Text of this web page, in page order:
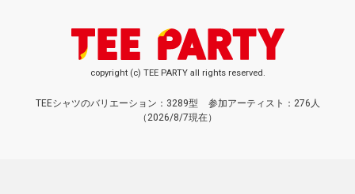
copyright (c) TEE PARTY all rights reserved.
TEEシャツのバリエーション：3289型
参加アーティスト：276人
（2026/8/7現在）